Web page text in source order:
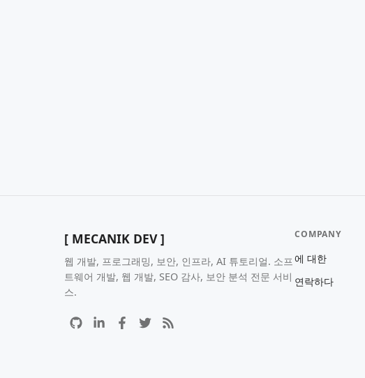
[ MECANIK DEV ]
웹 개발, 프로그래밍, 보안, 인프라, AI 튜토리얼. 소프
트웨어 개발, 웹 개발, SEO 감사, 보안 분석 전문 서비
스.
COMPANY
에 대한
연락하다